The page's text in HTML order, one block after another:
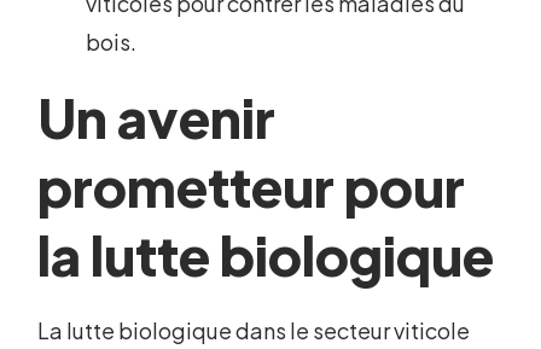
bois.
Un avenir
prometteur pour
la lutte biologique
La lutte biologique dans le secteur viticole